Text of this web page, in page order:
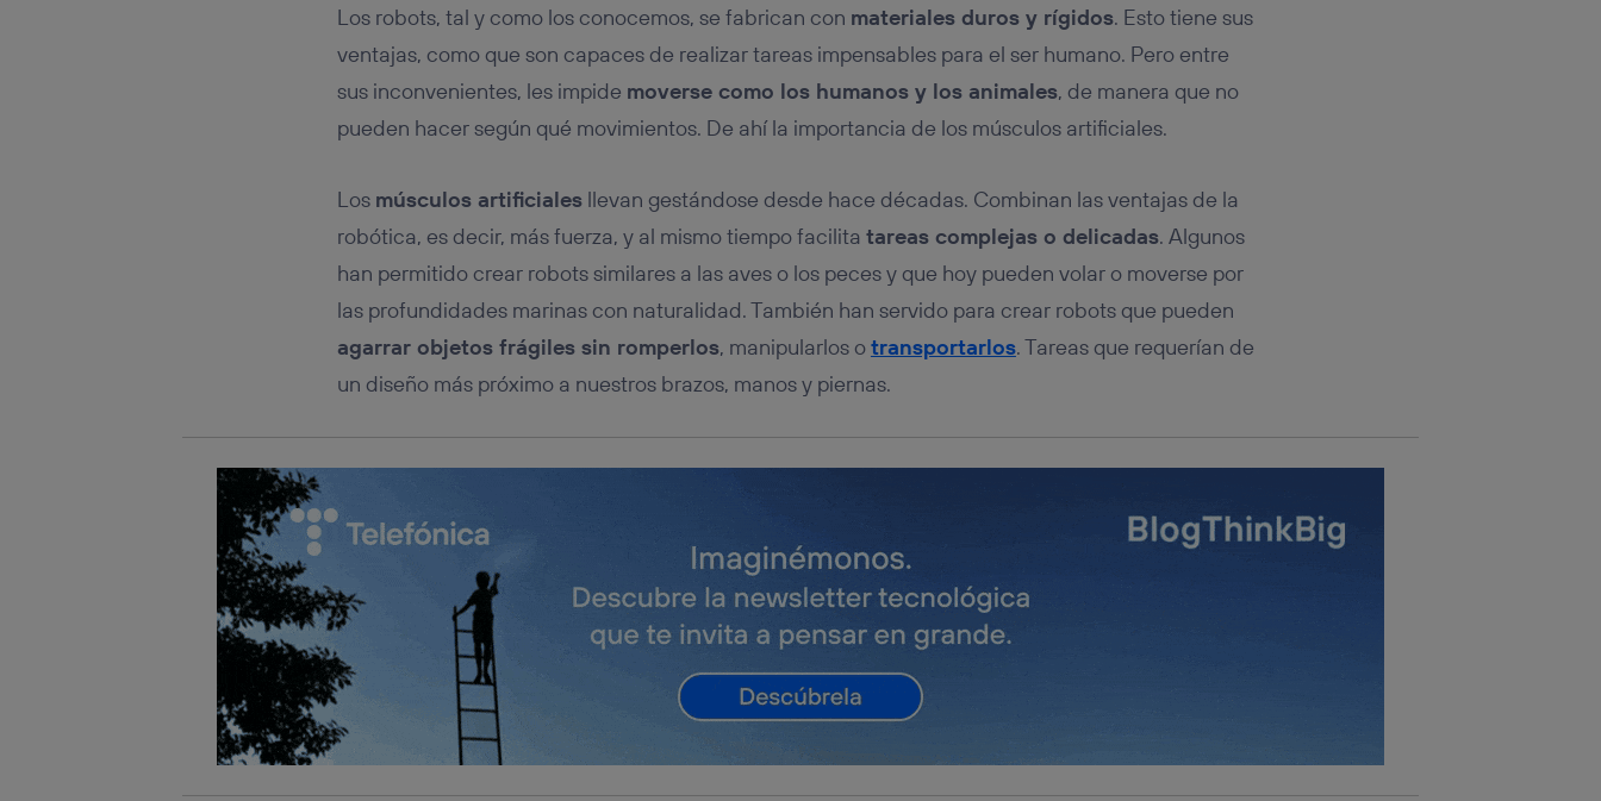
Los robots, tal y como los conocemos, se fabrican con materiales duros y rígidos. Esto tiene sus
ventajas, como que son capaces de realizar tareas impensables para el ser humano. Pero entre
sus inconvenientes, les impide moverse como los humanos y los animales, de manera que no
pueden hacer según qué movimientos. De ahí la importancia de los músculos artificiales.
Los músculos artificialesllevan gestándose desde hace décadas. Combinan las ventajas de la
robótica, es decir, más fuerza, y al mismo tiempo facilita tareas complejas o delicadas. Algunos
han permitido crear robots similares a las aves o los peces y que hoy pueden volar o moverse por
las profundidades marinas con naturalidad. También han servido para crear robots que pueden
agarrar objetos frágiles sin romperlos, manipularlos otransportarlos. Tareas que requerían de
un diseño más próximo a nuestros brazos, manos y piernas.
conecte su dispositivo y consienta el uso de la tecnología recibirá el mismo identificador.
Típicamente:
Si utilizas una
conexión de banda ancha
(p. ej., Wi-Fi), el marketing o análisis se
realizará en función de las actividades de navegación de los miembros del hogar que
hayan dado su consentimiento.
Puedes gestionar los consentimientos Utiq seleccionando “Administrar Utiq” en la parte
inferior de esta página web o visitando el portal de privacidad de Utiq (“consenthub”).